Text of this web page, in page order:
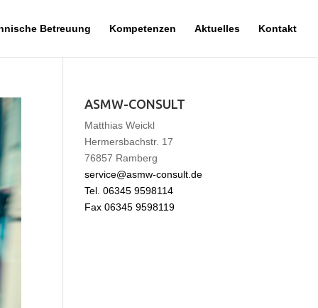
Betreuung Kompetenzen Aktuelles Kontakt
ASMW-CONSULT
Matthias Weickl
Hermersbachstr. 17
76857 Ramberg
service@asmw-consult.de
Tel. 06345 9598114
Fax 06345 9598119